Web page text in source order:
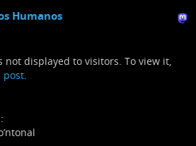
Humanos
not displayed to visitors. To view it,
post.